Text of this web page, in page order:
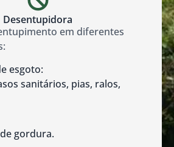
Desentupidora
em diferentes
esgoto:
sanitários, pias, ralos,
gordura.